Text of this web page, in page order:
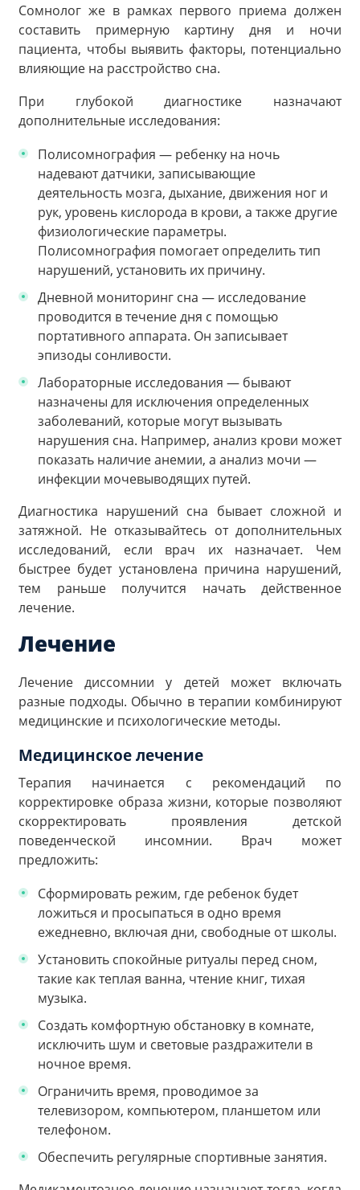
Сомнолог же в рамках первого приема должен
составить примерную картину дня и ночи
пациента, чтобы выявить факторы, потенциально
влияющие на расстройство сна.
При глубокой диагностике назначают
дополнительные исследования:
Полисомнография — ребенку на ночь
надевают датчики, записывающие
деятельность мозга, дыхание, движения ног и
рук, уровень кислорода в крови, а также другие
физиологические параметры.
Полисомнография помогает определить тип
нарушений, установить их причину.
Дневной мониторинг сна — исследование
проводится в течение дня с помощью
портативного аппарата. Он записывает
эпизоды сонливости.
Лабораторные исследования — бывают
назначены для исключения определенных
заболеваний, которые могут вызывать
нарушения сна. Например, анализ крови может
показать наличие анемии, а анализ мочи —
инфекции мочевыводящих путей.
Диагностика нарушений сна бывает сложной и
затяжной. Не отказывайтесь от дополнительных
исследований, если врач их назначает. Чем
быстрее будет установлена причина нарушений,
тем раньше получится начать действенное
лечение.
Лечение
Лечение диссомнии у детей может включать
разные подходы. Обычно в терапии комбинируют
медицинские и психологические методы.
Медицинское лечение
Терапия начинается с рекомендаций по
корректировке образа жизни, которые позволяют
скорректировать проявления детской
поведенческой инсомнии. Врач может
предложить:
Сформировать режим, где ребенок будет
ложиться и просыпаться в одно время
ежедневно, включая дни, свободные от школы.
Установить спокойные ритуалы перед сном,
такие как теплая ванна, чтение книг, тихая
музыка.
Создать комфортную обстановку в комнате,
исключить шум и световые раздражители в
ночное время.
Ограничить время, проводимое за
телевизором, компьютером, планшетом или
телефоном.
Обеспечить регулярные спортивные занятия.